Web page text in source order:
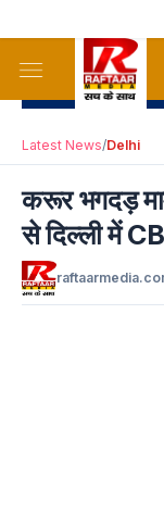
Latest News/Delhi
करूर भगदड़
से दिल्ली में